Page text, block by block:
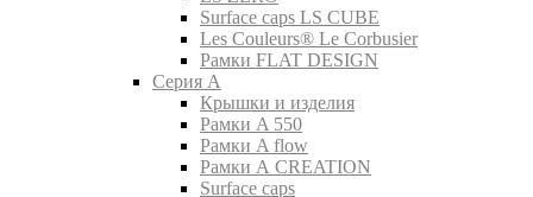
Surface caps LS CUBE
Les Couleurs® Le Corbusier
Рамки FLAT DESIGN
Серия A
Крышки и изделия
Рамки A 550
Рамки A flow
Рамки A CREATION
Surface caps